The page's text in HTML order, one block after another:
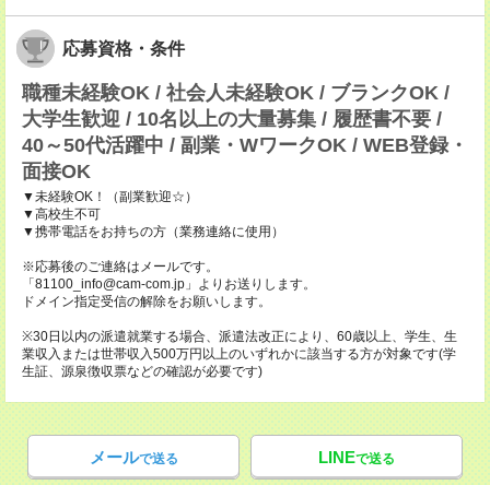
応募資格・条件
職種未経験OK / 社会人未経験OK / ブランクOK /
大学生歓迎 / 10名以上の大量募集 / 履歴書不要 /
40～50代活躍中 / 副業・WワークOK / WEB登録・
面接OK
▼未経験OK！（副業歓迎☆）
▼高校生不可
▼携帯電話をお持ちの方（業務連絡に使用）
※応募後のご連絡はメールです。
「81100_info@cam-com.jp」よりお送りします。
ドメイン指定受信の解除をお願いします。
※30日以内の派遣就業する場合、派遣法改正により、60歳以上、学生、生
業収入または世帯収入500万円以上のいずれかに該当する方が対象です(学
生証、源泉徴収票などの確認が必要です)
メールで送る LINEで送る